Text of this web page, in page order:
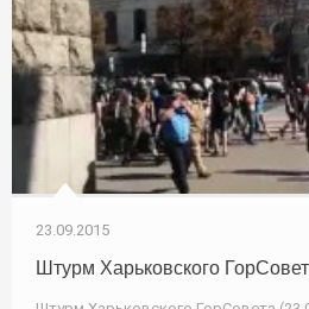
23.09.2015
Штурм Харьковского